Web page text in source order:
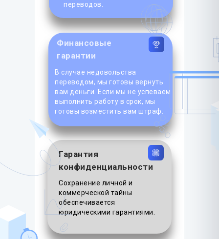
Гарантия
конфиденциальности
Финансовые
гарантии
переводов.
Сохранение личной и
коммерческой тайны
обеспечивается
юридическими гарантиями.
В случае недовольства
переводом, мы готовы вернуть
вам деньги. Если мы не успеваем
выполнить работу в срок, мы
готовы возместить вам штраф.